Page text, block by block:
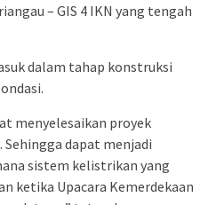
– GIS 4 IKN yang tengah
dalam tahap konstruksi
menyelesaikan proyek
dapat menjadi
sistem kelistrikan yang
ketika Upacara Kemerdekaan